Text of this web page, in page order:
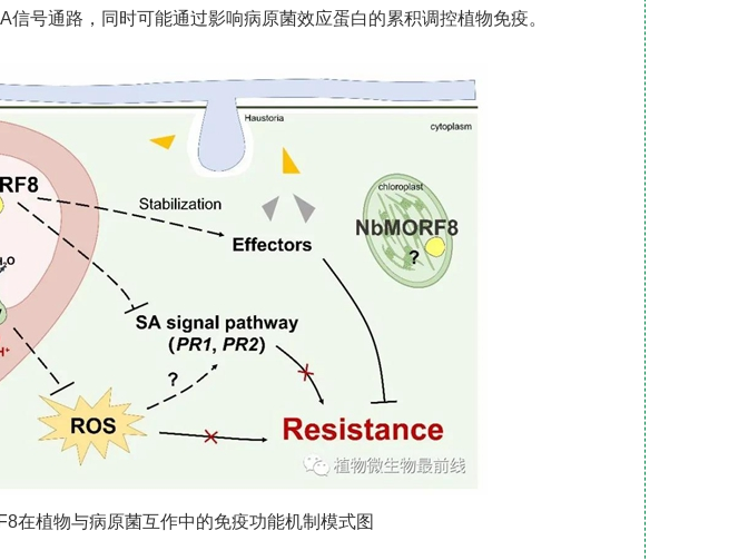
号通路，同时可能通过影响病原菌效应蛋白的累积调控植物免疫。
在植物与病原菌互作中的免疫功能机制模式图